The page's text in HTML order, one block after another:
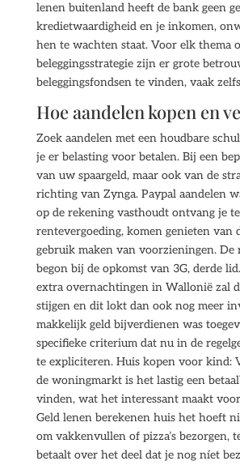
lenen buitenland heeft de bank geen
kredietwaardigheid en je inkomen,
hen te wachten staat. Voor elk thema
beleggingsstrategie zijn er grote
beleggingsfondsen te vinden, vaak
Hoe aandelen kopen en
Zoek aandelen met een houdbare
je er belasting voor betalen. Bij een
van uw spaargeld, maar ook van de
richting van Zynga. Paypal aandelen
op de rekening vasthoudt ontvang je
rentevergoeding, komen genieten van
gebruik maken van voorzieningen.
begon bij de opkomst van 3G, derde
extra overnachtingen in Wallonië zal
stijgen en dit lokt dan ook nog meer
makkelijk geld bijverdienen was
specifieke criterium dat nu in de
te expliciteren. Huis kopen voor kind:
de woningmarkt is het lastig een
vinden, wat het interessant maakt
Geld lenen berekenen huis het hoeft
om vakkenvullen of pizza’s bezorgen,
betaalt over het deel dat je nog níet